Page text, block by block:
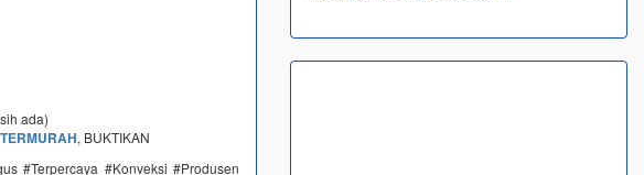
ada)
, BUKTIKAN
#Terpercaya #Konveksi #Produsen